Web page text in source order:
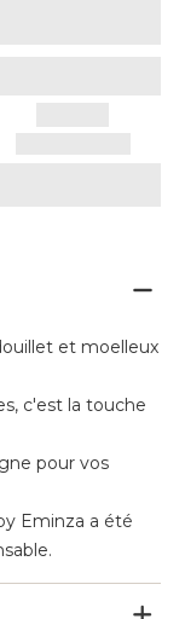
et moelleux
c'est la touche
pour vos
Eminza a été